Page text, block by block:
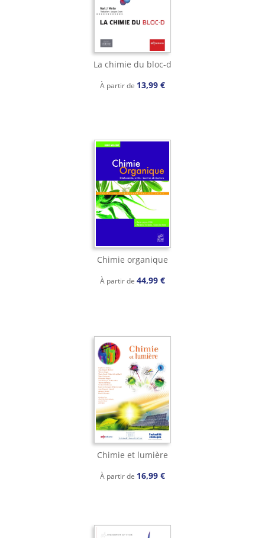
La chimie du bloc-d
À partir de 13,99 €
Chimie organique
À partir de 44,99 €
Chimie et lumière
À partir de 16,99 €